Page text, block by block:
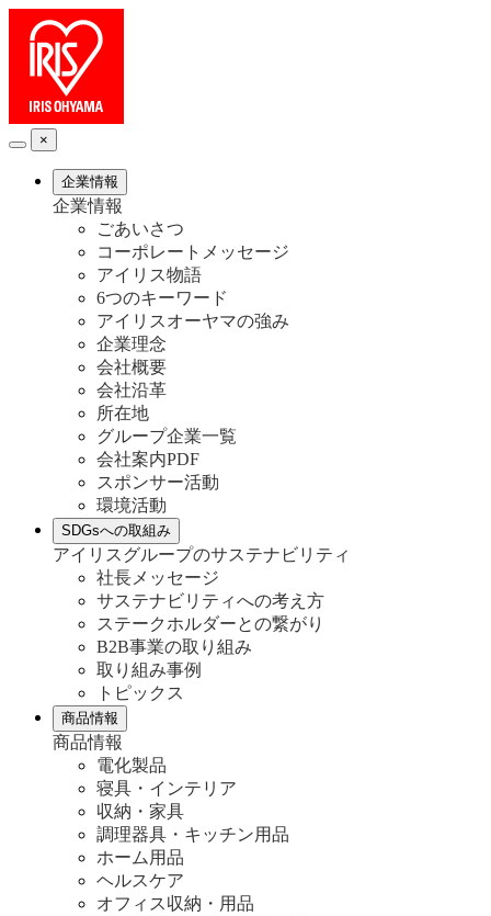
×
企業情報
企業情報
ごあいさつ
コーポレートメッセージ
アイリス物語
6つのキーワード
アイリスオーヤマの強み
企業理念
会社概要
会社沿革
所在地
グループ企業一覧
会社案内PDF
スポンサー活動
環境活動
SDGsへの取組み
アイリスグループのサステナビリティ
社長メッセージ
サステナビリティへの考え方
ステークホルダーとの繋がり
B2B事業の取り組み
取り組み事例
トピックス
商品情報
商品情報
電化製品
寝具・インテリア
収納・家具
調理器具・キッチン用品
ホーム用品
ヘルスケア
オフィス収納・用品